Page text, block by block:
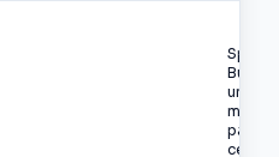
paturi,
cele